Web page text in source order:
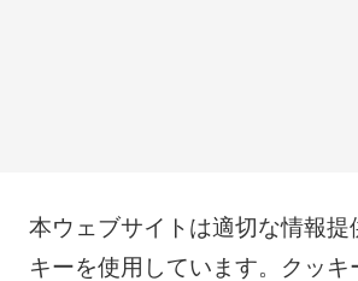
本ウェブサイトは適切な情報提
キーを使用しています。クッキ